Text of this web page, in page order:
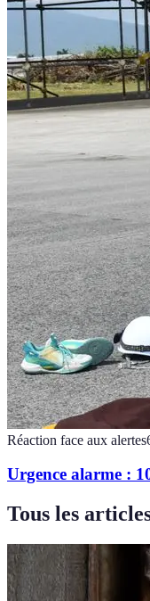
Réaction face aux alertes
Urgence alarme :
Tous les